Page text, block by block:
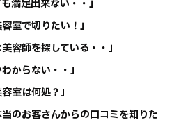
満足出来ない・・」
室で切りたい！」
容師を探している・・」
からない・・」
室は何処？」
当のお客さんからの口コミを知りた